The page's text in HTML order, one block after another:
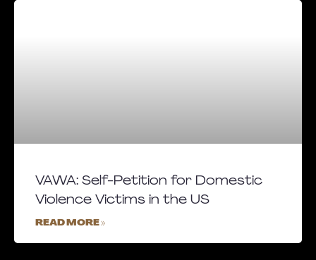
VAWA: Self-Petition for Domestic
Violence Victims in the US
READ MORE »